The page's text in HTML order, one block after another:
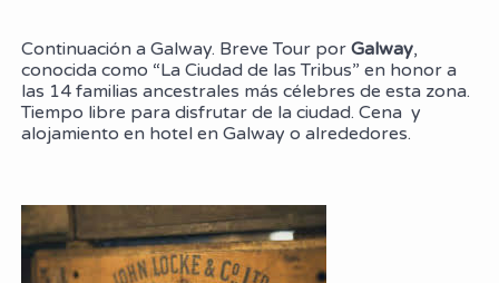
Continuación a Galway. Breve Tour por Galway,
conocida como “La Ciudad de las Tribus” en honor a
las 14 familias ancestrales más célebres de esta zona.
Tiempo libre para disfrutar de la ciudad. Cena y
alojamiento en hotel en Galway o alrededores.